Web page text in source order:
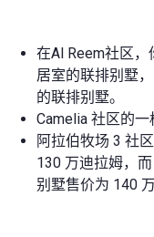
在Al Reem社区
居室的联排别墅
的联排别墅。
Camelia 社区的一
阿拉伯牧场 3 社
130 万迪拉姆，
别墅售价为 140